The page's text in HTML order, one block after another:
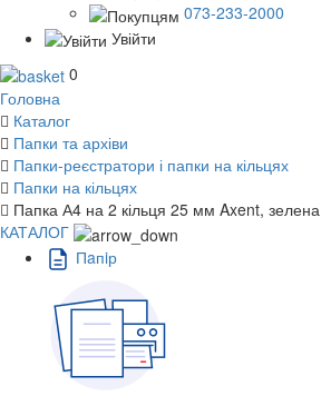
073-233-2000
Увійти
0
Головна
Каталог
Папки та архіви
Папки-реєстратори і папки на кільцях
Папки на кільцях
Папка А4 на 2 кільця 25 мм Axent, зелена
КАТАЛОГ
Пaпiр